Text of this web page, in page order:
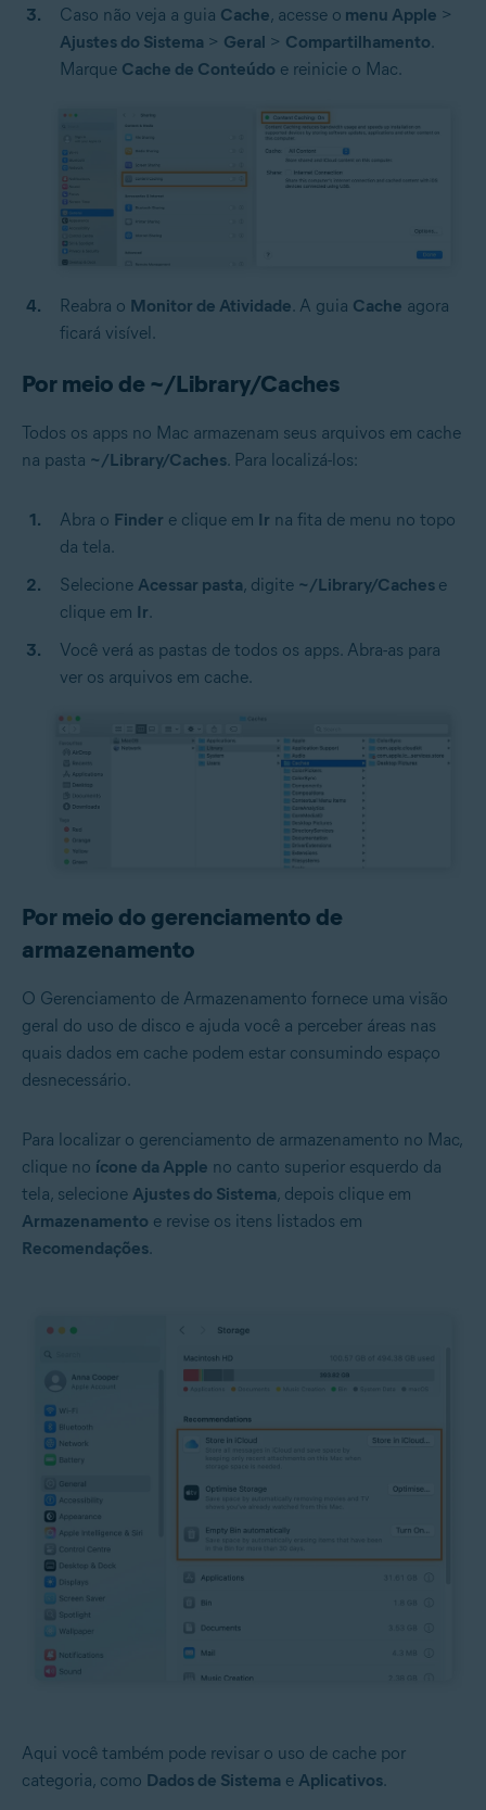
Caso não veja a guia Cache, acesse o menu Apple >
Ajustes do Sistema > Geral > Compartilhamento.
Marque Cache de Conteúdo e reinicie o Mac.
Reabra o Monitor de Atividade. A guia Cache agora
ficará visível.
Por meio de ~/Library/Caches
Todos os apps no Mac armazenam seus arquivos em cache
na pasta ~/Library/Caches. Para localizá-los:
Abra o Finder e clique em Ir na fita de menu no topo
da tela.
Selecione Acessar pasta, digite ~/Library/Caches e
clique em Ir.
Você verá as pastas de todos os apps. Abra-as para
ver os arquivos em cache.
Por meio do gerenciamento de
armazenamento
O Gerenciamento de Armazenamento fornece uma visão
geral do uso de disco e ajuda você a perceber áreas nas
quais dados em cache podem estar consumindo espaço
desnecessário.
Para localizar o gerenciamento de armazenamento no Mac,
clique no ícone da Apple no canto superior esquerdo da
tela, selecione Ajustes do Sistema, depois clique em
Armazenamento e revise os itens listados em
Recomendações.
Aqui você também pode revisar o uso de cache por
categoria, como Dados de Sistema e Aplicativos.